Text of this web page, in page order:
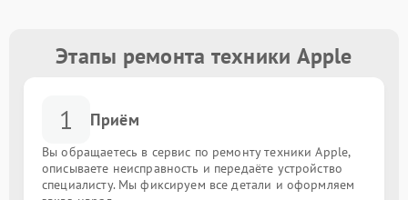
Этапы ремонта техники Apple
1 Приём
Вы обращаетесь в сервис по ремонту техники Apple,
описываете неисправность и передаёте устройство
специалисту. Мы фиксируем все детали и оформляем